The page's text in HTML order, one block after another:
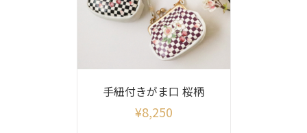
手紐付きがま口 桜柄
¥8,250